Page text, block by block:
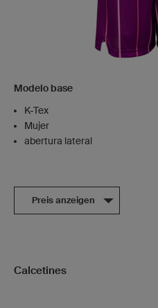
Modelo base
K-Tex
Mujer
abertura lateral
Preis anzeigen
Calcetines